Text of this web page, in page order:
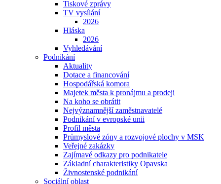
Tiskové zprávy
TV vysílání
2026
Hláska
2026
Vyhledávání
Podnikání
Aktuality
Dotace a financování
Hospodářská komora
Majetek města k pronájmu a prodeji
Na koho se obrátit
Nejvýznamnější zaměstnavatelé
Podnikání v evropské unii
Profil města
Průmyslové zóny a rozvojové plochy v MSK
Veřejné zakázky
Zajímavé odkazy pro podnikatele
Základní charakteristiky Opavska
Živnostenské podnikání
Sociální oblast